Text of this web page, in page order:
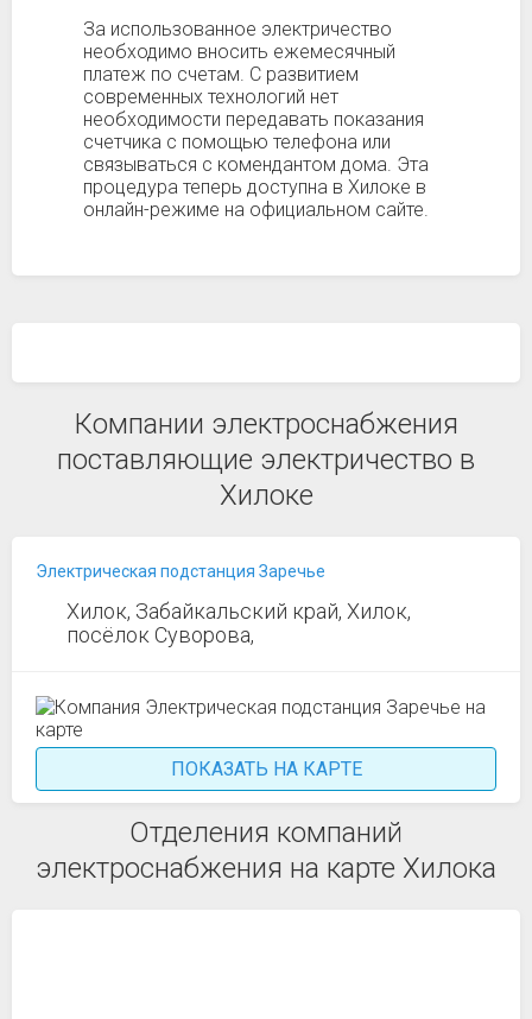
За использованное электричество
необходимо вносить ежемесячный
платеж по счетам. С развитием
современных технологий нет
необходимости передавать показания
счетчика с помощью телефона или
связываться с комендантом дома. Эта
процедура теперь доступна в Хилоке в
онлайн-режиме на официальном сайте.
Компании электроснабжения
поставляющие электричество в
Хилоке
Электрическая подстанция Заречье
Хилок, Забайкальский край, Хилок,
посёлок Суворова,
ПОКАЗАТЬ НА КАРТЕ
Отделения компаний
электроснабжения на карте Хилока